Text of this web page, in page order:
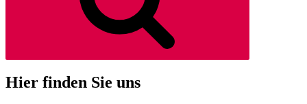
Hier finden Sie uns